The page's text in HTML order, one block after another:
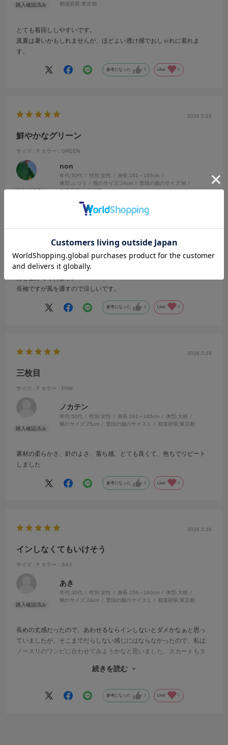
都道府県:東京都
とても着回ししやすいです。
真夏は暑いかもしれませんが、ほどよい透け感でおしゃれに着れま
す。
参考になった 0 Like! 0
2026.5.18
鮮やかなグリーン
サイズ：F カラー：GREEN
non
年代:50代 性別:女性 身長:161～165cm
体型: ふつう 靴のサイズ:24cm 普段の服のサイズ:M
都道府県:神奈川県
暑くなってきたけど、鮮やかなグリーンがさわやかな気持ちになり気
分を上げてくれます。
長袖ですが風を通すので涼しいです。
参考になった 0 Like! 0
2026.3.19
三枚目
サイズ：F カラー：PINK
ノカテン
年代:50代 性別:女性 身長:161～165cm 体型:大柄
靴のサイズ:25cm 普段の服のサイズ:L 都道府県:東京都
素材の柔らかさ、針のよさ、落ち感、とても良くて、色ちでリピート
しました
参考になった 0 Like! 0
2026.3.16
インしなくてもいけそう
サイズ：F カラー：SAX
あき
年代:30代 性別:女性 身長:156～160cm 体型:大柄
靴のサイズ:24cm 普段の服のサイズ:L 都道府県:東京都
長めの丈感だったので、あわせるならインしないとダメかなぁと思っ
ていましたが、そこまでだらしない感じにはならなかったので、私は
ノースリのワンピに合わせてみようかなと思いました。スカートもタ
襟ぐりも丁度ブラやキャミの紐が見えない程度なので、オフィスで着
色はサックスにしましたがデニムに合わせても良さげでした。透け感
もめっちゃ透ける感じじゃないのが良かったです。
続きを読む
参考になった 1 Like! 0